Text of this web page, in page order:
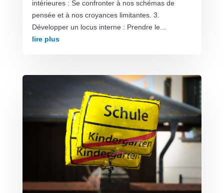
intérieures : Se confronter à nos schémas de
pensée et à nos croyances limitantes. 3.
Développer un locus interne : Prendre le...
lire plus